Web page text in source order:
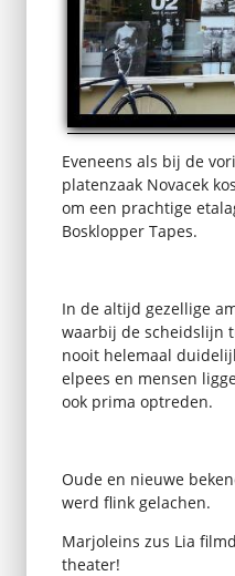
Eveneens als bij de
platenzaak Novacek
om een prachtige
Bosklopper Tapes.
In de altijd gezellige
waarbij de scheidslijn
nooit helemaal
elpees en mensen
ook prima optreden.
Oude en nieuwe
werd flink gelachen.
Marjoleins zus Lia
theater!